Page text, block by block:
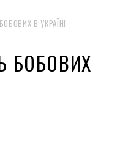
В УКРАЇНІ
БОБОВИХ